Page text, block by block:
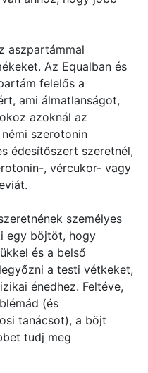
aszpartámmal
Az Equalban és
felelős a
ami álmatlanságot,
azoknál az
szerotonin
édesítőszert szeretnél,
, vércukor- vagy
személyes
egy böjtöt, hogy
és a belső
a testi vétkeket,
énedhez. Feltéve,
(és
tanácsot), a böjt
tudj meg